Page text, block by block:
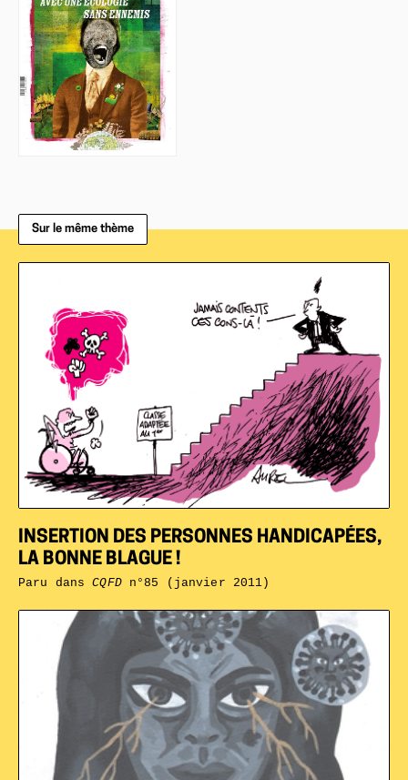
Sur le même thème
INSERTION DES PERSONNES HANDICAPÉES,
LA BONNE BLAGUE !
Paru dansCQFDn°85 (janvier 2011)